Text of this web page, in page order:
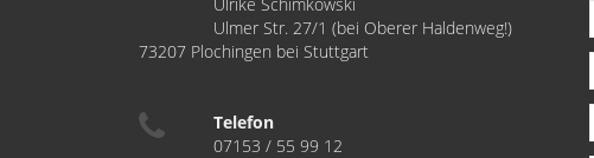
Ulmer Str. 27/1 (bei Oberer Haldenweg!)
73207 Plochingen bei Stuttgart
Telefon
07153 / 55 99 12